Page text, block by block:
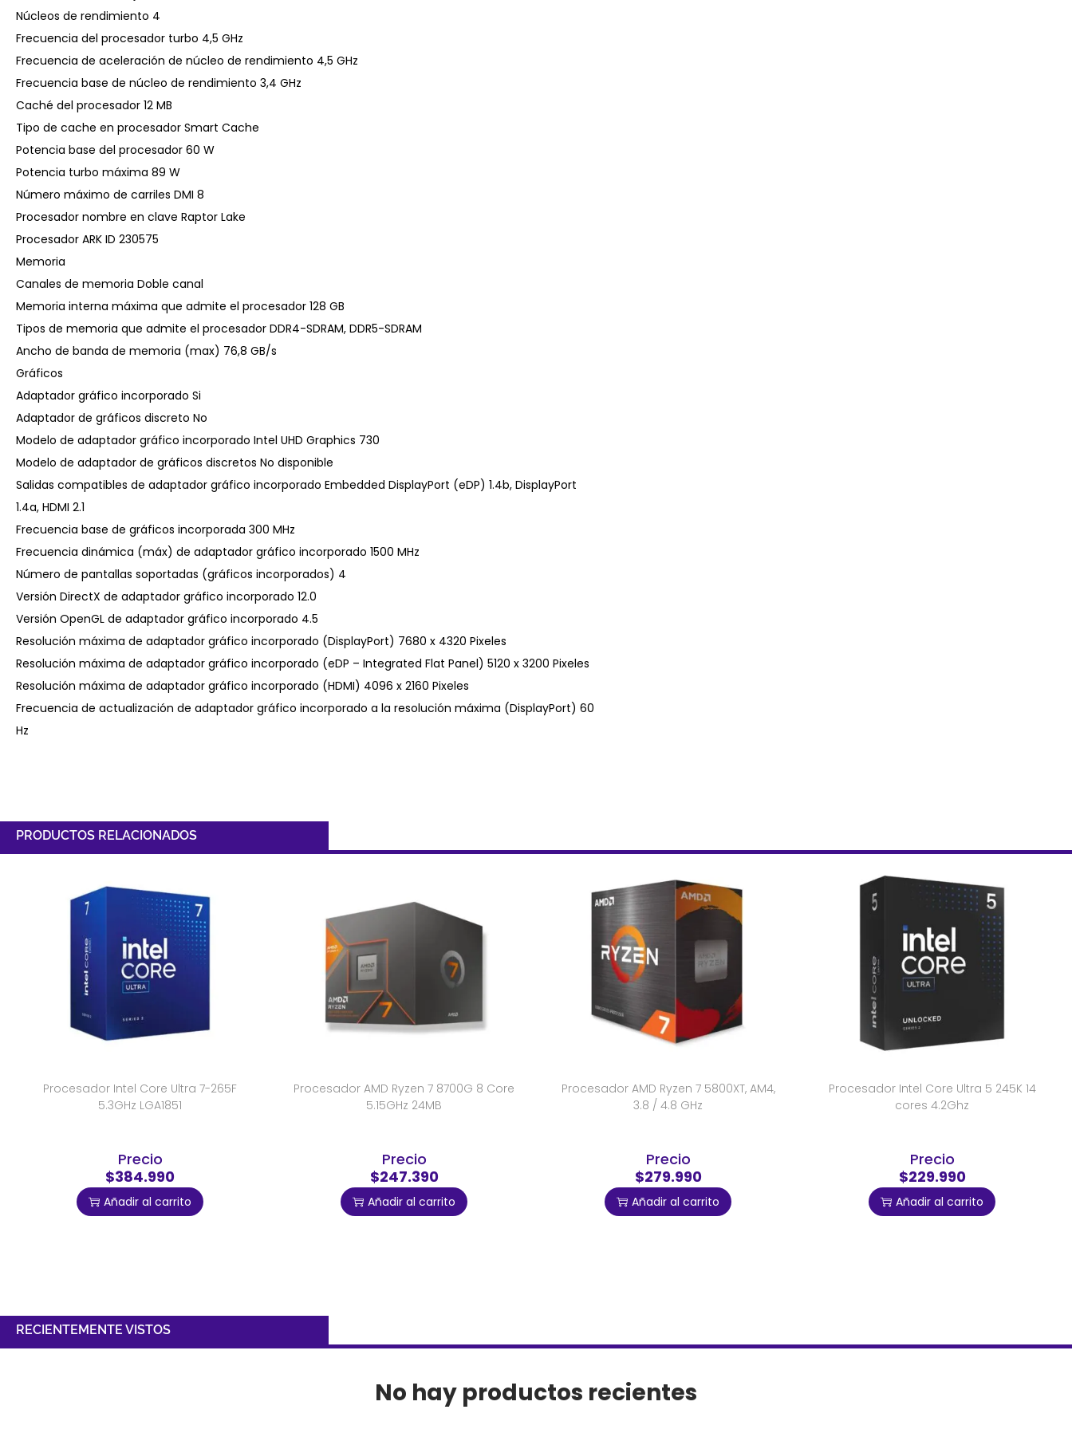
Núcleos de rendimiento 4
Frecuencia del procesador turbo 4,5 GHz
Frecuencia de aceleración de núcleo de rendimiento 4,5 GHz
Frecuencia base de núcleo de rendimiento 3,4 GHz
Caché del procesador 12 MB
Tipo de cache en procesador Smart Cache
Potencia base del procesador 60 W
Potencia turbo máxima 89 W
Número máximo de carriles DMI 8
Procesador nombre en clave Raptor Lake
Procesador ARK ID 230575
Memoria
Canales de memoria Doble canal
Memoria interna máxima que admite el procesador 128 GB
Tipos de memoria que admite el procesador DDR4-SDRAM, DDR5-SDRAM
Ancho de banda de memoria (max) 76,8 GB/s
Gráficos
Adaptador gráfico incorporado Si
Adaptador de gráficos discreto No
Modelo de adaptador gráfico incorporado Intel UHD Graphics 730
Modelo de adaptador de gráficos discretos No disponible
Salidas compatibles de adaptador gráfico incorporado Embedded DisplayPort (eDP) 1.4b, DisplayPort
1.4a, HDMI 2.1
Frecuencia base de gráficos incorporada 300 MHz
Frecuencia dinámica (máx) de adaptador gráfico incorporado 1500 MHz
Número de pantallas soportadas (gráficos incorporados) 4
Versión DirectX de adaptador gráfico incorporado 12.0
Versión OpenGL de adaptador gráfico incorporado 4.5
Resolución máxima de adaptador gráfico incorporado (DisplayPort) 7680 x 4320 Pixeles
Resolución máxima de adaptador gráfico incorporado (eDP – Integrated Flat Panel) 5120 x 3200 Pixeles
Resolución máxima de adaptador gráfico incorporado (HDMI) 4096 x 2160 Pixeles
Frecuencia de actualización de adaptador gráfico incorporado a la resolución máxima (DisplayPort) 60
Hz
PRODUCTOS RELACIONADOS
Procesador Intel Core Ultra 7-265F
5.3GHz LGA1851
Precio
$384.990
Añadir al carrito
Procesador AMD Ryzen 7 8700G 8 Core
5.15GHz 24MB
Precio
$247.390
Añadir al carrito
Procesador AMD Ryzen 7 5800XT, AM4,
3.8 / 4.8 GHz
Precio
$279.990
Añadir al carrito
Procesador Intel Core Ultra 5 245K 14
cores 4.2Ghz
Precio
$229.990
Añadir al carrito
RECIENTEMENTE VISTOS
No hay productos recientes